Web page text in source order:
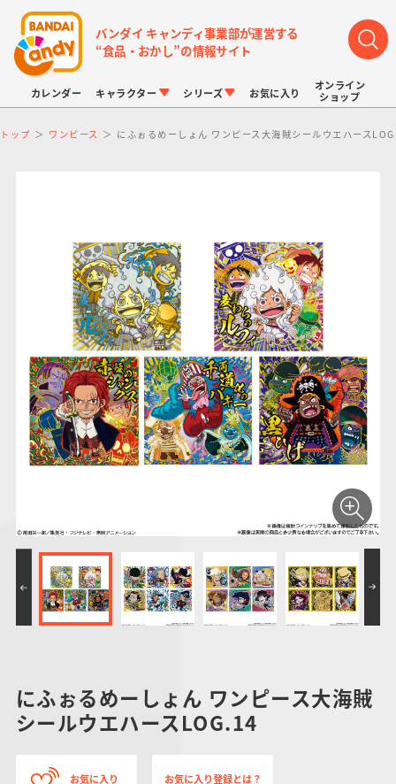
バンダイ キャンディ事業部が運営する
“食品・おかし”の情報サイト
カレンダー キャラクター
LINK TRAVELERS
仮面ライダーシリー
ズ
PROJECT R.E.D.・
スーパー戦隊シリー
ズ
プリキュアシリーズ
ガンダムシリーズ
ポケットモンスター
ドラゴンボール
アンパンマン
サンリオキャラクタ
ーズ
たまご
シリーズ
チョコボックス
キャラパキ
つりグミ
チョコサプ
にふぉるめーしょん
＆スクエアシール
SMPシリーズ
ポケモンキッズ
ポケモンスケールワ
ールド
キャラデコ
お気に入り
オンライン
ショップ
トップ ワンピース にふぉるめーしょん ワンピース大海賊シールウエハース
にふぉるめーしょん ワンピース大海賊
シールウエハースLOG.14
お気に入り お気に入り登録とは？